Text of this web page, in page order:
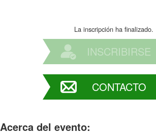
La inscripción ha finalizado.
INSCRIBIRSE
CONTACTO
Acerca del evento: